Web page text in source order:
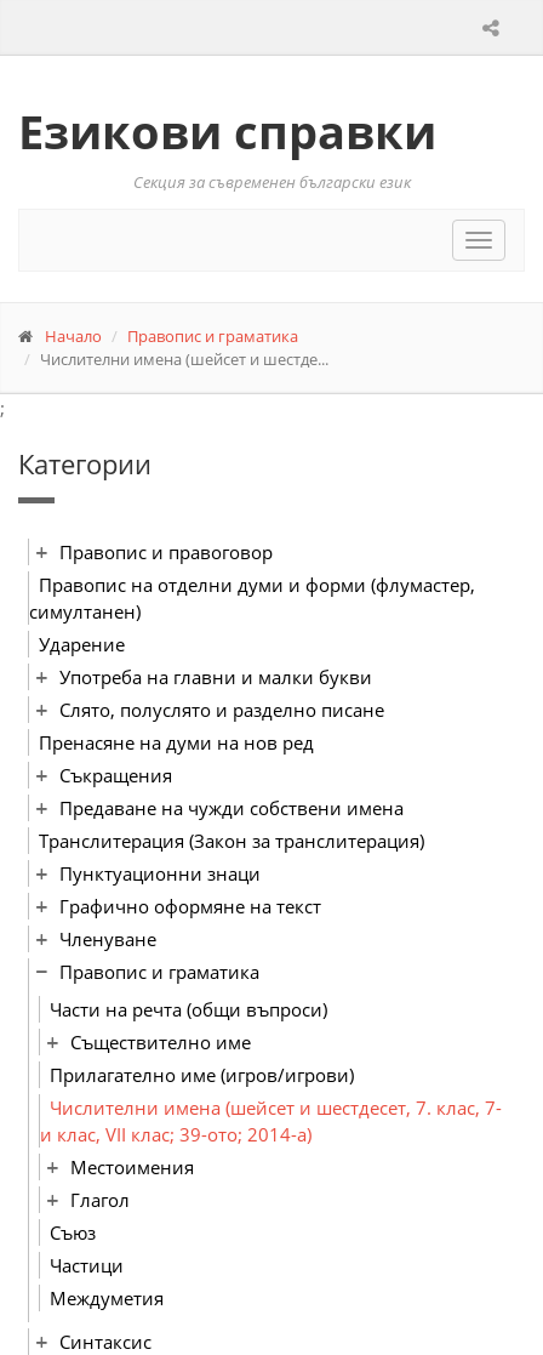
Езикови справки
Секция за съвременен български език
Toggle
Начало
Правопис и граматика
Числителни имена (шейсет и шестде...
;
Категории
Правопис и правоговор
Правопис на отделни думи и форми (флумастер,
симултанен)
Ударение
Употреба на главни и малки букви
Слято, полуслято и разделно писане
Пренасяне на думи на нов ред
Съкращения
Предаване на чужди собствени имена
Транслитерация (Закон за транслитерация)
Пунктуационни знаци
Графично оформяне на текст
Членуване
Правопис и граматика
Части на речта (общи въпроси)
Съществително име
Прилагателно име (игров/игрови)
Числителни имена (шейсет и шестдесет, 7. клас, 7-
и клас, VІІ клас; 39-ото; 2014-а)
Местоимения
Глагол
Съюз
Частици
Междуметия
Синтаксис